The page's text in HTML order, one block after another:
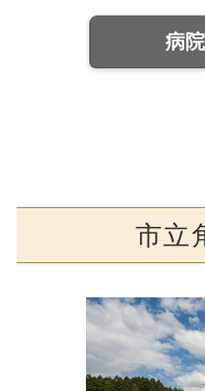
病
市立